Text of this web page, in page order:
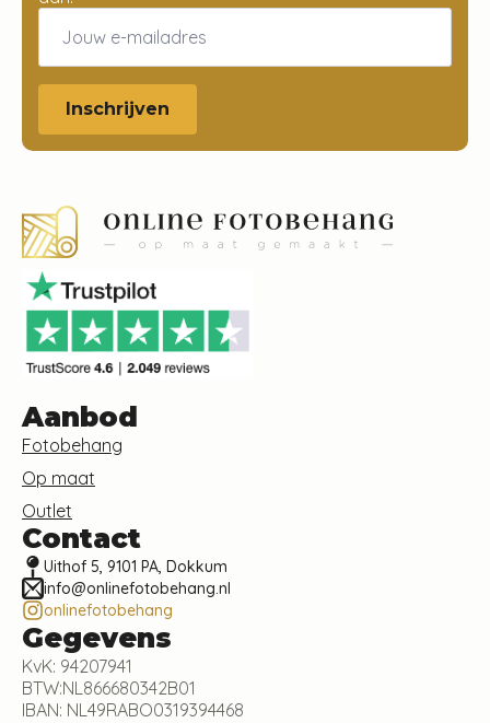
Email
Inschrijven
Aanbod
Fotobehang
Op maat
Outlet
Contact
Uithof 5, 9101 PA, Dokkum
info@onlinefotobehang.nl
onlinefotobehang
Gegevens
KvK: 94207941
BTW:NL866680342B01
IBAN: NL49RABO0319394468